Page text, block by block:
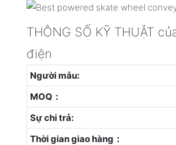
THÔNG SỐ KỸ THUẬT
điện
Người mẫu:
MOQ：
Sự chi trả:
Thời gian giao hàng：